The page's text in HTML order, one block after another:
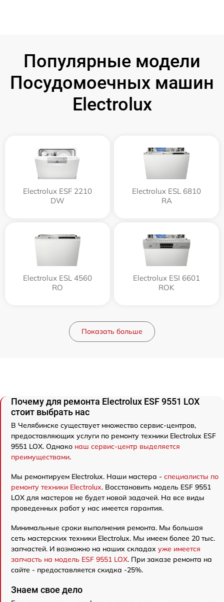
Популярные модели
Посудомоечных машин
Electrolux
Electrolux ESF 2210
DW
Electrolux ESL 6810
RA
Electrolux ESL 4560
RO
Electrolux ESI 6601
ROK
Показать больше
Почему для ремонта Electrolux ESF 9551 LOX
стоит выбрать нас
В Челябинске существует множество сервис-центров,
предоставляющих услуги по ремонту техники Electrolux ESF
9551 LOX. Однако наш сервис-центр выделяется
преимуществами.
Мы ремонтируем Electrolux. Наши мастера - специалисты по
ремонту техники Electrolux. Восстановить модель ESF 9551
LOX для мастеров не будет новой задачей. На все виды
проведенных работ у нас имеется гарантия.
Минимальные сроки выполнения ремонта. Мы большая
сеть мастерских техники Electrolux. Мы имеем более 20 тыс.
запчастей. И возможно на наших складах уже имеется
запчасть на модель ESF 9551 LOX. При заказе ремонта на
сайте - предоставляется скидка -25%.
Знаем свое дело